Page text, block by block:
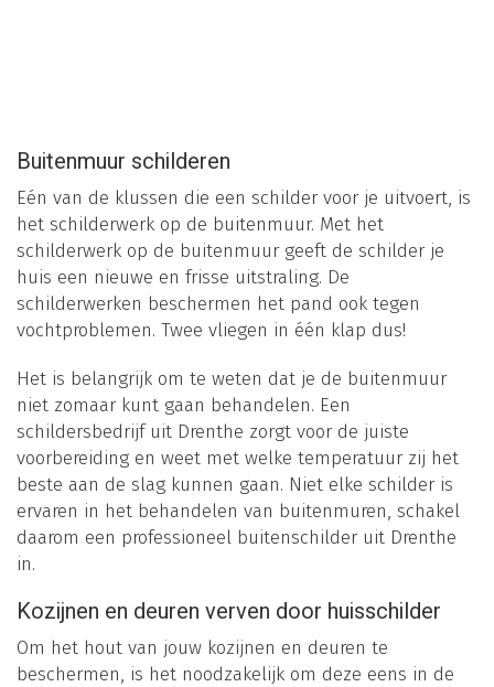
Buitenmuur schilderen
Eén van de klussen die een schilder voor je uitvoert, is
het schilderwerk op de buitenmuur. Met het
schilderwerk op de buitenmuur geeft de schilder je
huis een nieuwe en frisse uitstraling. De
schilderwerken beschermen het pand ook tegen
vochtproblemen. Twee vliegen in één klap dus!
Het is belangrijk om te weten dat je de buitenmuur
niet zomaar kunt gaan behandelen. Een
schildersbedrijf uit Drenthe zorgt voor de juiste
voorbereiding en weet met welke temperatuur zij het
beste aan de slag kunnen gaan. Niet elke schilder is
ervaren in het behandelen van buitenmuren, schakel
daarom een professioneel buitenschilder uit Drenthe
in.
Kozijnen en deuren verven door huisschilder
Om het hout van jouw kozijnen en deuren te
beschermen, is het noodzakelijk om deze eens in de